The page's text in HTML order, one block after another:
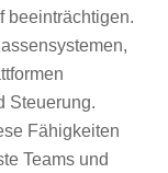
beeinträchtigen.
Steuerung.
Fähigkeiten
Teams und